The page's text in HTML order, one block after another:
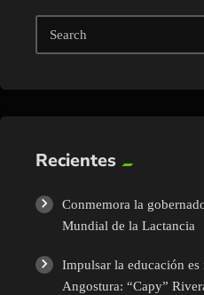
Search
Recientes
Conmemora la
Mundial de la Lactancia
Impulsar la educación
Angostura: “Capy”